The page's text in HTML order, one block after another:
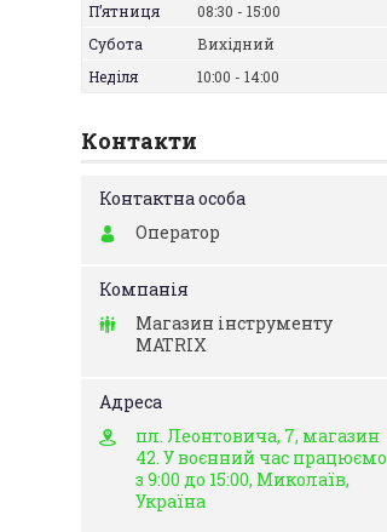
Пʼятниця
08:30
15:00
Субота
Вихідний
Неділя
10:00 14:00
Контакти
Оператор
Магазин інструменту
MATRIX
пл. Леонтовича, 7, магазин
42. У воєнний час працюємо
з 9:00 до 15:00, Миколаїв,
Україна